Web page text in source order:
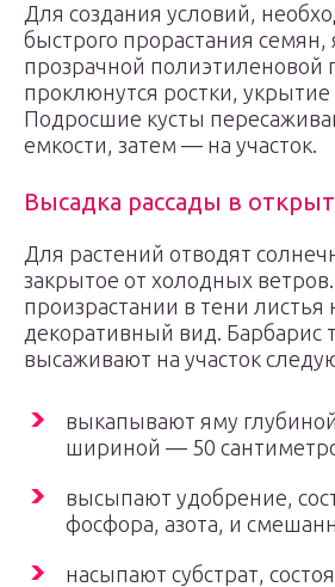
Для создания условий,
быстрого прорастания
прозрачной полиэтиленовой
проклюнутся ростки,
Подросшие кусты
емкости, затем — на участок.
Высадка рассады в
Для растений отводят
закрытое от холодных
произрастании в тени листья
декоративный вид. Барбарис
высаживают на участок
выкапывают яму
шириной — 50
высыпают удобрение,
фосфора, азота, и
насыпают субстрат,